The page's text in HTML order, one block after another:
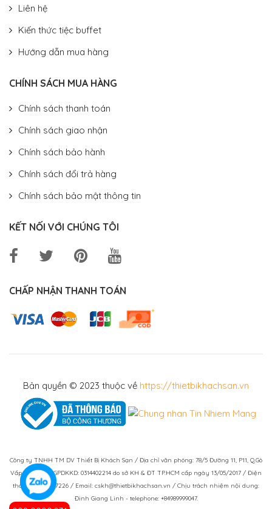
Liên hệ
Kiến thức tiệc buffet
Hướng dẫn mua hàng
CHÍNH SÁCH MUA HÀNG
Chính sách thanh toán
Chính sách giao nhận
Chính sách bảo hành
Chính sách đổi trả hàng
Chính sách bảo mật thông tin
KẾT NỐI VỚI CHÚNG TÔI
CHẤP NHẬN THANH TOÁN
Bản quyền © 2023 thuộc về https://thietbikhachsan.vn
Công ty TNHH TM DV Thiết Bị Khách Sạn / Địa chỉ văn phòng: 78/5 Đường 11, P11, Q.Gò
Vấp, TPHCM / GPDKKD: 0314402214 do sở KH & ĐT TP.HCM cấp ngày 13/05/2017 / Điện
thoại: (028)73007226 / Email: cskh@thietbikhachsan.vn / Chịu trách nhiệm nội dung:
Đinh Giang Linh - telephone: +84989999047.